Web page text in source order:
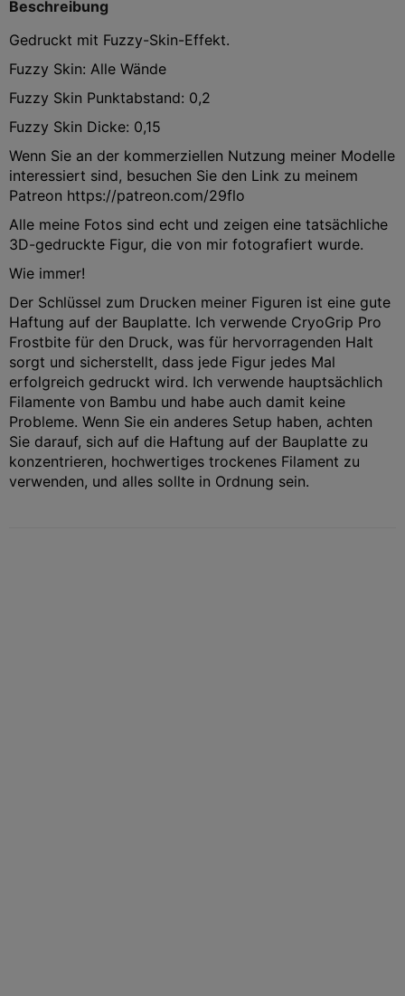
Beschreibung
Gedruckt mit Fuzzy-Skin-Effekt.
Fuzzy Skin: Alle Wände
Fuzzy Skin Punktabstand: 0,2
Fuzzy Skin Dicke: 0,15
Wenn Sie an der kommerziellen Nutzung meiner Modelle
interessiert sind, besuchen Sie den Link zu meinem
Patreon https://patreon.com/29flo
Alle meine Fotos sind echt und zeigen eine tatsächliche
3D-gedruckte Figur, die von mir fotografiert wurde.
Wie immer!
Der Schlüssel zum Drucken meiner Figuren ist eine gute
Haftung auf der Bauplatte. Ich verwende CryoGrip Pro
Frostbite für den Druck, was für hervorragenden Halt
sorgt und sicherstellt, dass jede Figur jedes Mal
erfolgreich gedruckt wird. Ich verwende hauptsächlich
Filamente von Bambu und habe auch damit keine
Probleme. Wenn Sie ein anderes Setup haben, achten
Sie darauf, sich auf die Haftung auf der Bauplatte zu
konzentrieren, hochwertiges trockenes Filament zu
verwenden, und alles sollte in Ordnung sein.